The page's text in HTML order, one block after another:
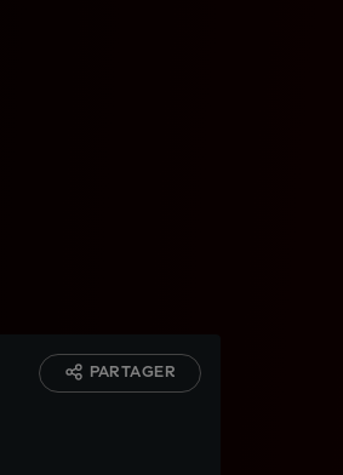
PARTAGER